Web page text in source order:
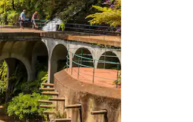
Ergebnisse durch Berühren oder Wischgesten.